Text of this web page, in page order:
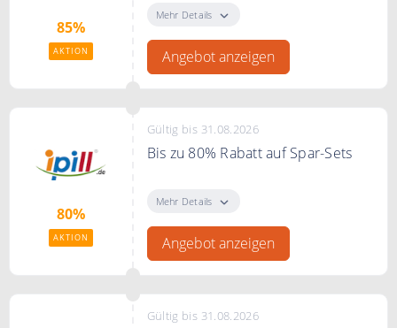
85%
AKTION
Medikamente bei ipill.de
Mehr Details
Angebot anzeigen
80%
AKTION
Gültig bis 31.08.2026
Bis zu 80% Rabatt auf Spar-Sets
Sets bei ipill.de
Mehr Details
Angebot anzeigen
Gültig bis 31.08.2026